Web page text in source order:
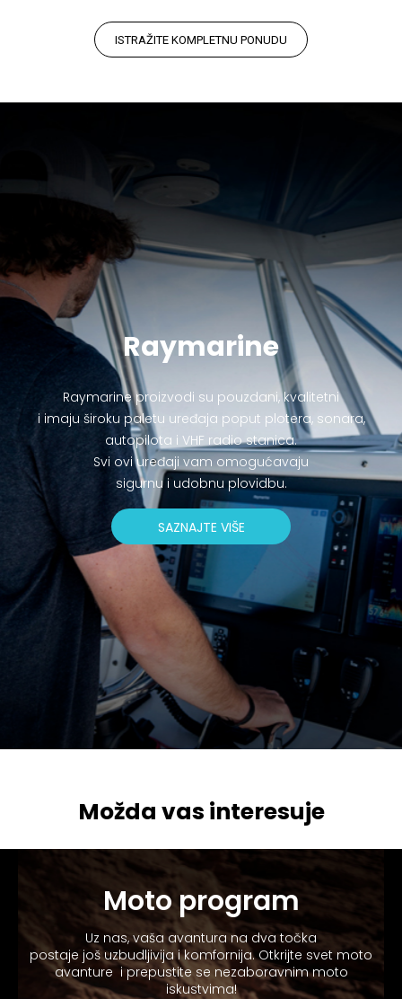
ISTRAŽITE KOMPLETNU PONUDU
Raymarine
Raymarine proizvodi su pouzdani, kvalitetni
i imaju široku paletu uređaja poput plotera, sonara,
autopilota i VHF radio stanica.
Svi ovi uređaji vam omogućavaju
sigurnu i udobnu plovidbu.
SAZNAJTE VIŠE
Možda vas interesuje
Moto program
Uz nas, vaša avantura na dva točka
postaje još uzbudljivija i komfornija. Otkrijte svet moto
avanture i prepustite se nezaboravnim moto
iskustvima!